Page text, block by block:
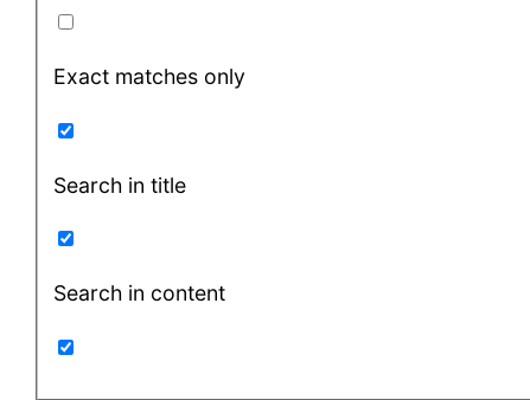
Exact matches only
Search in title
Search in content